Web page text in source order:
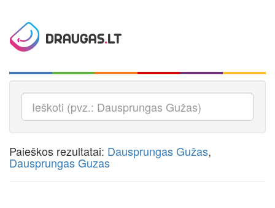
Paieškos rezultatai: Dausprungas Gužas,
Dausprungas Guzas